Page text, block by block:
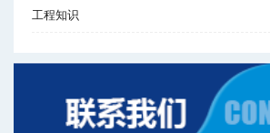
工程知识